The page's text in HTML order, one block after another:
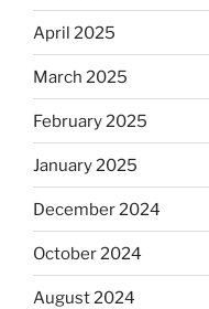
April 2025
March 2025
February 2025
January 2025
December 2024
October 2024
August 2024